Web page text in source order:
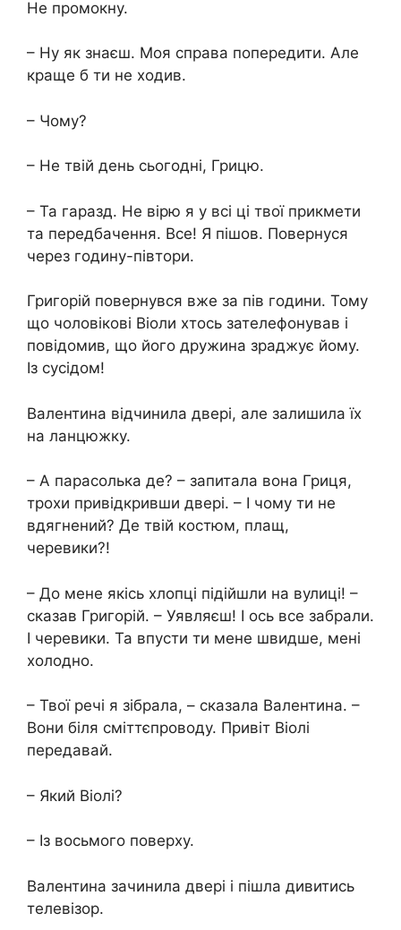
Не промокну.
– Ну як знаєш. Моя справа попередити. Але
краще б ти не ходив.
– Чому?
– Не твій день сьогодні, Грицю.
– Та гаразд. Не вірю я у всі ці твої прикмети
та передбачення. Все! Я пішов. Повернуся
через годину-півтори.
Григорій повернувся вже за пів години. Тому
що чоловікові Віоли хтось зателефонував і
повідомив, що його дружина зраджує йому.
Із сусідом!
Валентина відчинила двері, але залишила їх
на ланцюжку.
– А парасолька де? – запитала вона Гриця,
трохи привідкривши двері. – І чому ти не
вдягнений? Де твій костюм, плащ,
черевики?!
– До мене якісь хлопці підійшли на вулиці! –
сказав Григорій. – Уявляєш! І ось все забрали.
І черевики. Та впусти ти мене швидше, мені
холодно.
– Твої речі я зібрала, – сказала Валентина. –
Вони біля сміттєпроводу. Привіт Віолі
передавай.
– Який Віолі?
– Із восьмого поверху.
Валентина зачинила двері і пішла дивитись
телевізор.